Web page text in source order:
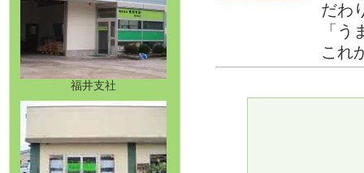
福井支社
だわ
「
これ